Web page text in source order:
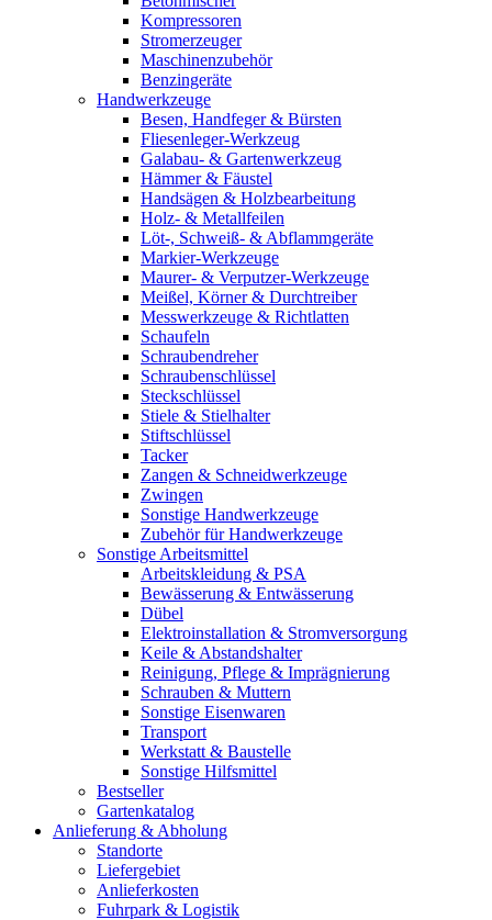
Kompressoren
Stromerzeuger
Maschinenzubehör
Benzingeräte
Handwerkzeuge
Besen, Handfeger & Bürsten
Fliesenleger-Werkzeug
Galabau- & Gartenwerkzeug
Hämmer & Fäustel
Handsägen & Holzbearbeitung
Holz- & Metallfeilen
Löt-, Schweiß- & Abflammgeräte
Markier-Werkzeuge
Maurer- & Verputzer-Werkzeuge
Meißel, Körner & Durchtreiber
Messwerkzeuge & Richtlatten
Schaufeln
Schraubendreher
Schraubenschlüssel
Steckschlüssel
Stiele & Stielhalter
Stiftschlüssel
Tacker
Zangen & Schneidwerkzeuge
Zwingen
Sonstige Handwerkzeuge
Zubehör für Handwerkzeuge
Sonstige Arbeitsmittel
Arbeitskleidung & PSA
Bewässerung & Entwässerung
Dübel
Elektroinstallation & Stromversorgung
Keile & Abstandshalter
Reinigung, Pflege & Imprägnierung
Schrauben & Muttern
Sonstige Eisenwaren
Transport
Werkstatt & Baustelle
Sonstige Hilfsmittel
Bestseller
Gartenkatalog
Anlieferung & Abholung
Standorte
Liefergebiet
Anlieferkosten
Fuhrpark & Logistik